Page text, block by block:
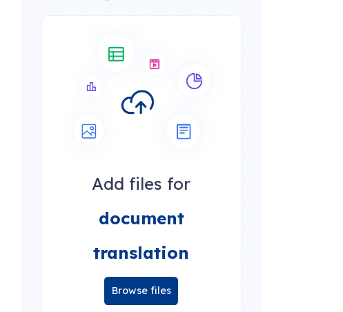
Add files for
document
translation
Browse files